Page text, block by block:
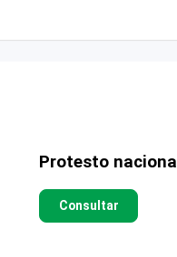
Protesto nacional
Consultar